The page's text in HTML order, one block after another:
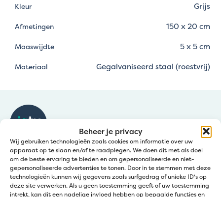
Beheer je privacy
Wij gebruiken technologieën zoals cookies om informatie over uw
apparaat op te slaan en/of te raadplegen. We doen dit met als doel
om de beste ervaring te bieden en om gepersonaliseerde en niet-
gepersonaliseerde advertenties te tonen. Door in te stemmen met deze
technologieën kunnen wij gegevens zoals surfgedrag of unieke ID's op
deze site verwerken. Als u geen toestemming geeft of uw toestemming
intrekt, kan dit een nadelige invloed hebben op bepaalde functies en
Kleur Grijs
Afmetingen 150 x 20 cm
Maaswijdte 5 x 5 cm
Materiaal Gegalvaniseerd staal (roestvrij)
Klantendienst
Bel:+32 50 36 77 20